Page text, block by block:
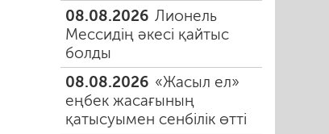
08.08.2026 Лионель
Мессидің әкесі қайтыс
болды
08.08.2026 «Жасыл ел»
еңбек жасағының
қатысуымен сенбілік өтті